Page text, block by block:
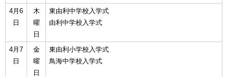
4月6
日
木
曜
日
東由利中学校入学式
由利中学校入学式
4月7
日
金
曜
日
東由利小学校入学式
鳥海中学校入学式